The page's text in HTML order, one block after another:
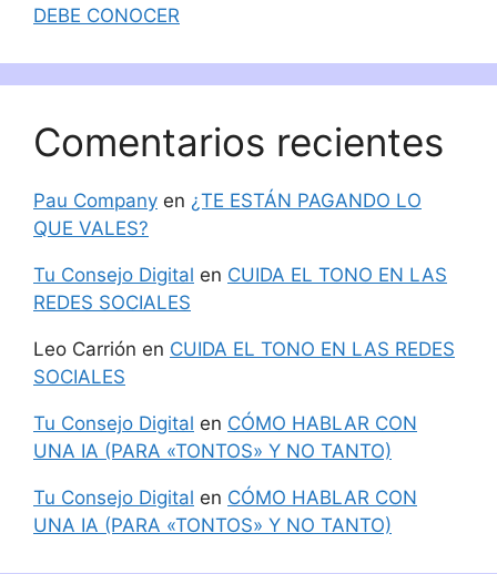
DEBE CONOCER
Comentarios recientes
Pau Company en ¿TE ESTÁN PAGANDO LO
QUE VALES?
Tu Consejo Digital en CUIDA EL TONO EN LAS
REDES SOCIALES
Leo Carrión en CUIDA EL TONO EN LAS REDES
SOCIALES
Tu Consejo Digital en CÓMO HABLAR CON
UNA IA (PARA «TONTOS» Y NO TANTO)
Tu Consejo Digital en CÓMO HABLAR CON
UNA IA (PARA «TONTOS» Y NO TANTO)